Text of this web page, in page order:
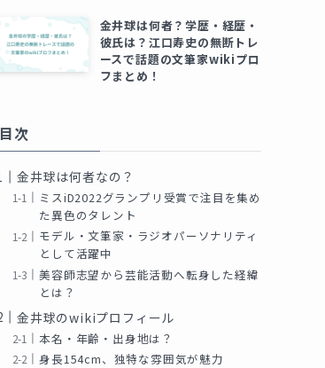
金井球は何者？学歴・経歴・
彼氏は？江口寿史の無断トレ
ースで話題の文筆家wikiプロ
フまとめ！
目次
金井球は何者なの？
ミスiD2022グランプリ受賞で注目を集め
た異色のタレント
モデル・文筆家・ラジオパーソナリティ
として活躍中
美容師志望から芸能活動へ転身した経緯
とは？
金井球のwikiプロフィール
本名・年齢・出身地は？
身長154cm、独特な雰囲気が魅力